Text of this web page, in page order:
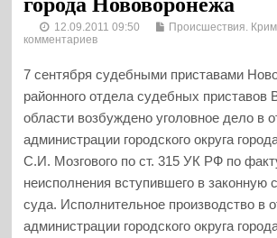
12.09.2011 09:50 Происшествия.
комментариев
7 сентября судебными приставами
районного отдела судебных приставов
области возбуждено уголовное дело в
администрации городского округа
С.И. Мозгового по ст. 315 УК РФ по
неисполнения вступившего в законную
суда. Исполнительное производство в
администрации городского округа